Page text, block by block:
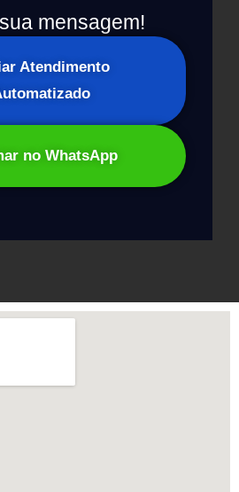
mensagem!
Atendimento
no WhatsApp